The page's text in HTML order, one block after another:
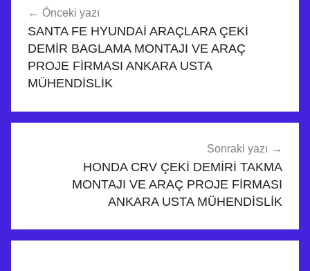
A
M
dolaşımı
Önceki yazı
SANTA FE HYUNDAİ ARAÇLARA ÇEKİ
DEMİR BAGLAMA MONTAJI VE ARAÇ
PROJE FİRMASI ANKARA USTA
MÜHENDİSLİK
Sonraki yazı
HONDA CRV ÇEKİ DEMİRİ TAKMA
MONTAJI VE ARAÇ PROJE FİRMASI
ANKARA USTA MÜHENDİSLİK